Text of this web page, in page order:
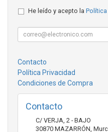
He leído y acepto la Política
Contacto
Política Privacidad
Condiciones de Compra
Contacto
C/ VERJA, 2 - BAJO
30870 MAZARRÓN,